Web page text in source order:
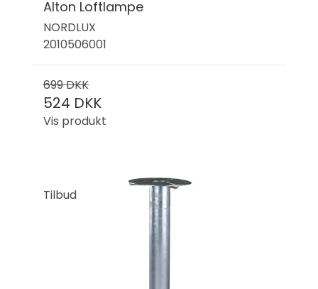
Alton Loftlampe
NORDLUX
2010506001
699 DKK
524 DKK
Vis produkt
Tilbud